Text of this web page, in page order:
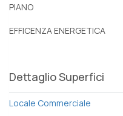
PIANO
EFFICENZA ENERGETICA
Dettaglio Superfici
Locale Commerciale